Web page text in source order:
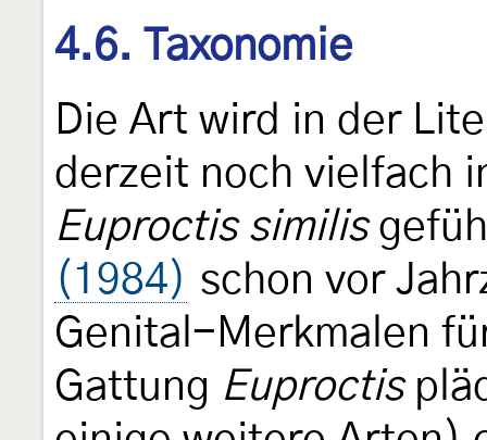
4.6. Taxonomie
Die Art wird in der
derzeit noch vielfach
Euproctis similis
(1984) schon vor
Genital-Merkmalen
Gattung Euproctis